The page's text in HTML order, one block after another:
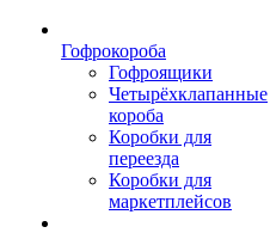
Гофрокороба
Гофроящики
Четырёхклапанные
короба
Коробки для
переезда
Коробки для
маркетплейсов